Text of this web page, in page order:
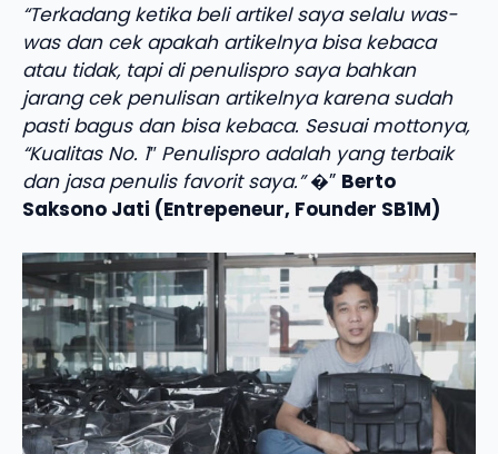
“Terkadang ketika beli artikel saya selalu was-
was dan cek apakah artikelnya bisa kebaca
atau tidak, tapi di penulispro saya bahkan
jarang cek penulisan artikelnya karena sudah
pasti bagus dan bisa kebaca. Sesuai mottonya,
“Kualitas No. 1″ Penulispro adalah yang terbaik
dan jasa penulis favorit saya.”�” Berto
Saksono Jati (Entrepeneur, Founder SB1M)